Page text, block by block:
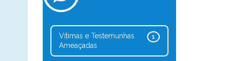
1
Vítimas e Testemunhas
Ameaçadas